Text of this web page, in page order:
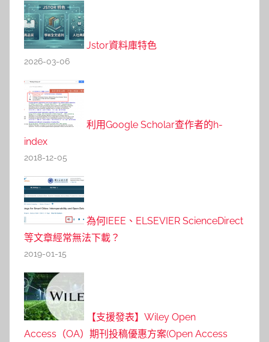
Jstor資料庫特色
2026-03-06
利用Google Scholar查作者的h-
index
2018-12-05
為何IEEE、ELSEVIER ScienceDirect
等文章經常無法下載？
2019-01-15
【支援發表】Wiley Open
Access（OA）期刊投稿優惠方案(Open Access